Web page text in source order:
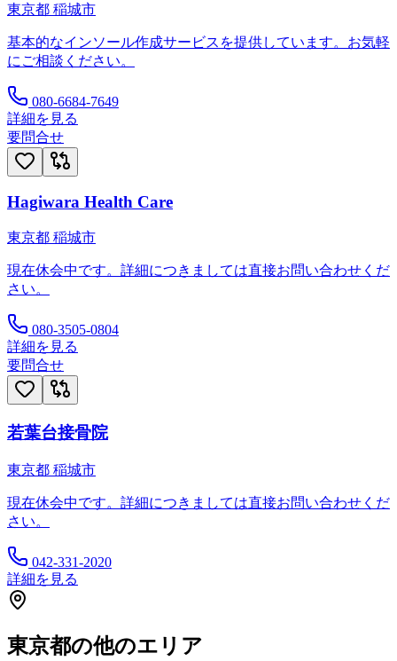
東京都 稲城市
基本的なインソール作成サービスを提供しています。お気軽
にご相談ください。
080-6684-7649
詳細を見る
要問合せ
Hagiwara Health Care
東京都 稲城市
現在休会中です。詳細につきましては直接お問い合わせくだ
さい。
080-3505-0804
詳細を見る
要問合せ
若葉台接骨院
東京都 稲城市
現在休会中です。詳細につきましては直接お問い合わせくだ
さい。
042-331-2020
詳細を見る
東京都の他のエリア